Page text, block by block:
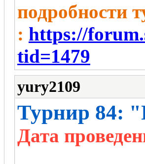
подробности
: https://
tid=1479
yury2109
Турнир 84:
Дата